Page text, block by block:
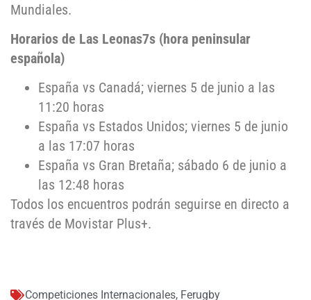
Mundiales.
Horarios de Las Leonas7s (hora peninsular
española)
España vs Canadá; viernes 5 de junio a las
11:20 horas
España vs Estados Unidos; viernes 5 de junio
a las 17:07 horas
España vs Gran Bretaña; sábado 6 de junio a
las 12:48 horas
Todos los encuentros podrán seguirse en directo a
través de Movistar Plus+.
Competiciones Internacionales, Ferugby